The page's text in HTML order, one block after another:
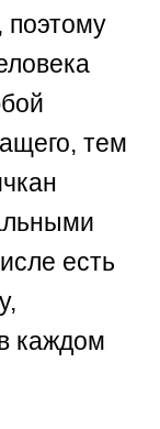
поэтому
тем
есть
каждом